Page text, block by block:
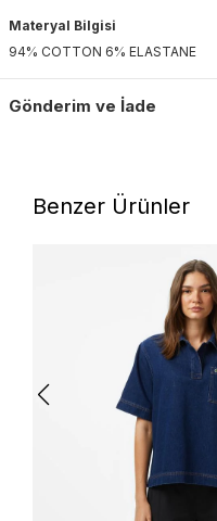
Materyal Bilgisi
94% COTTON 6% ELASTANE
Gönderim ve İade
Benzer Ürünler